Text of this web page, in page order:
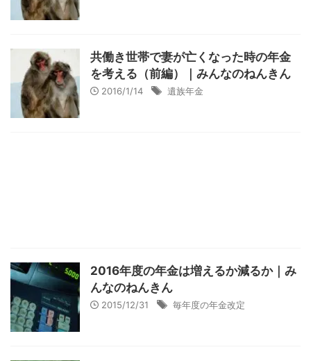
共働き世帯で妻が亡くなった時の年金
を考える（前編）｜みんなのねんきん
2016/1/14 遺族年金
2016年度の年金は増えるか減るか｜み
んなのねんきん
2015/12/31 毎年度の年金改定